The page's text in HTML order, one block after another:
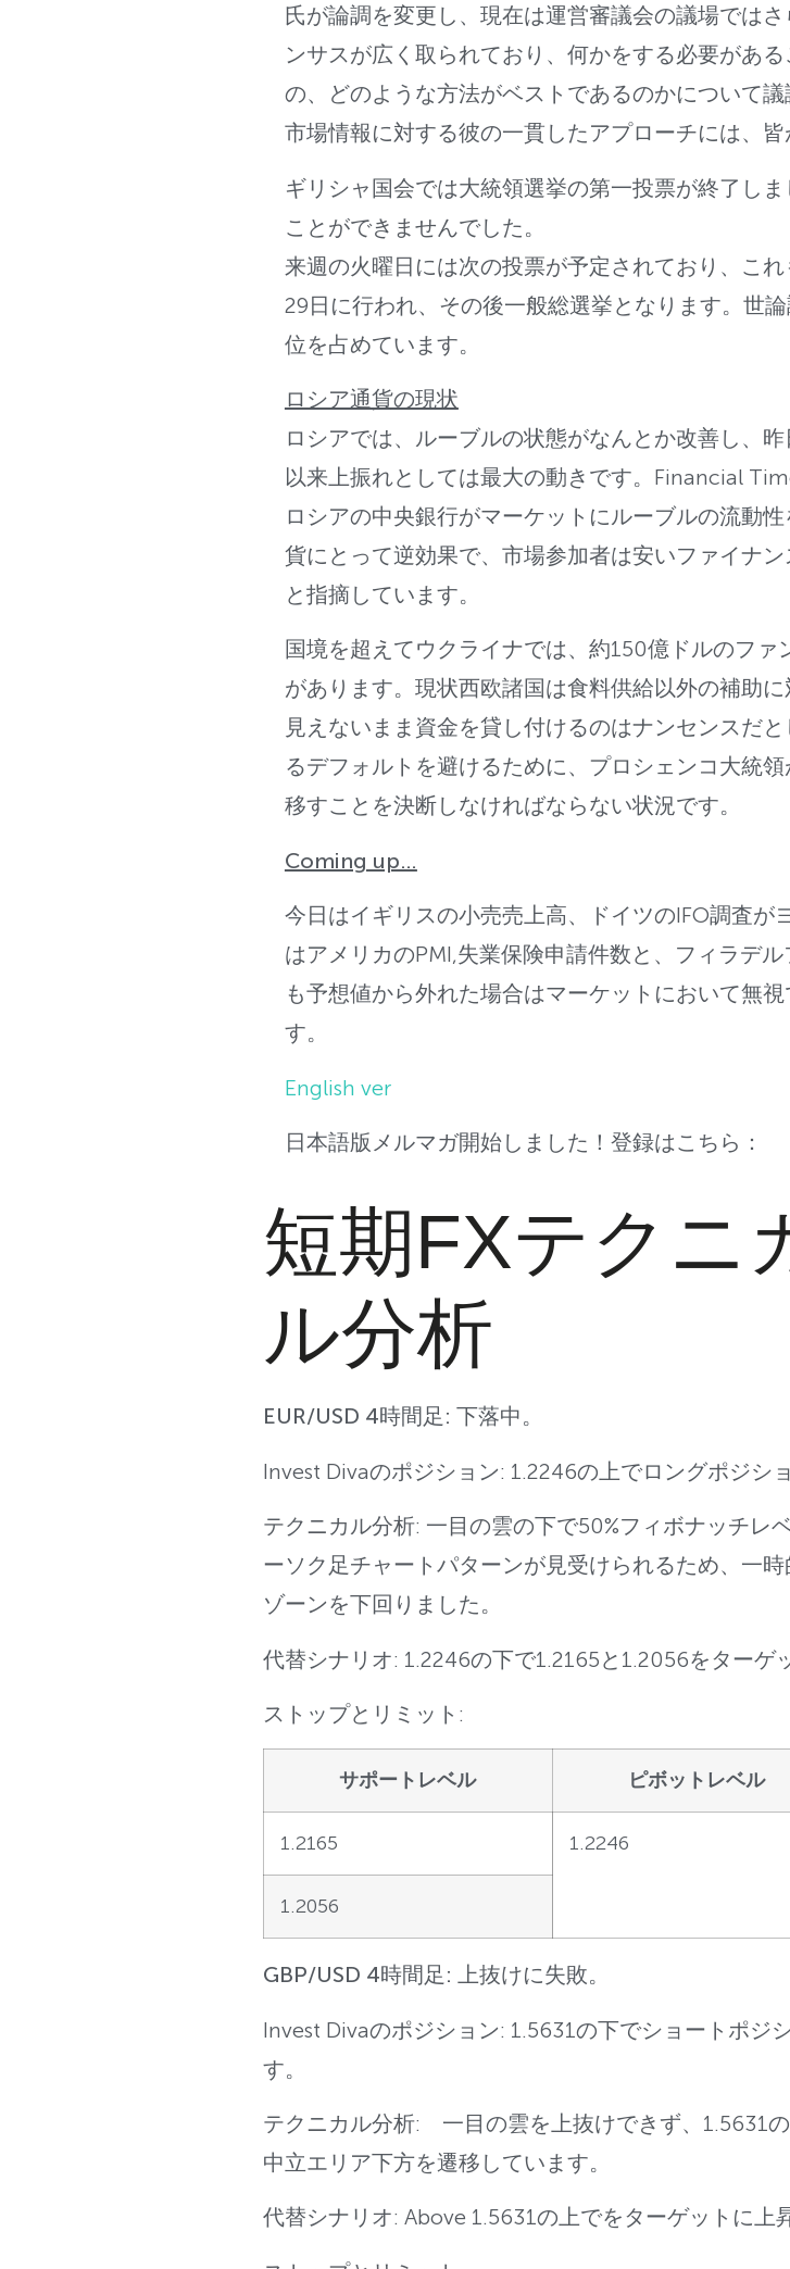
氏が論調を変更し、現在は運営審議会の議場では
ンサスが広く取られており、何かをする必要があ
の、どのような方法がベストであるのかについて議
市場情報に対する彼の一貫したアプローチには、皆
ギリシャ国会では大統領選挙の第一投票が終了し
ことができませんでした。
来週の火曜日には次の投票が予定されており、こ
29日に行われ、その後一般総選挙となります。世
位を占めています。
ロシア通貨の現状
ロシアでは、ルーブルの状態がなんとか改善し、
以来上振れとしては最大の動きです。Financial
ロシアの中央銀行がマーケットにルーブルの流動
貨にとって逆効果で、市場参加者は安いファイナ
と指摘しています。
国境を超えてウクライナでは、約150億ドルのフ
があります。現状西欧諸国は食料供給以外の補助
見えないまま資金を貸し付けるのはナンセンスだ
るデフォルトを避けるために、プロシェンコ大統
移すことを決断しなければならない状況です。
Coming up…
今日はイギリスの小売売上高、ドイツのIFO調査が
はアメリカのPMI,失業保険申請件数と、フィラデ
も予想値から外れた場合はマーケットにおいて無
す。
English ver
日本語版メルマガ開始しました！登録はこちら：
短期FXテクニ
ル分析
EUR/USD 4時間足: 下落中。
Invest Divaのポジション: 1.2246の上でロングポジシ
テクニカル分析: 一目の雲の下で50%フィボナッチレ
ーソク足チャートパターンが見受けられるため、一
ゾーンを下回りました。
代替シナリオ: 1.2246の下で1.2165と1.2056をターゲ
ストップとリミット:
サポートレベル ピボットレベル
1.2165 1.2246
1.2056
GBP/USD 4時間足: 上抜けに失敗。
Invest Divaのポジション: 1.5631の下でショートポジ
す。
テクニカル分析: 一目の雲を上抜けできず、1.5631
中立エリア下方を遷移しています。
代替シナリオ: Above 1.5631の上でをターゲットに上